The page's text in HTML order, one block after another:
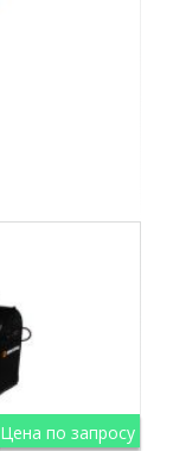
Цена по запросу